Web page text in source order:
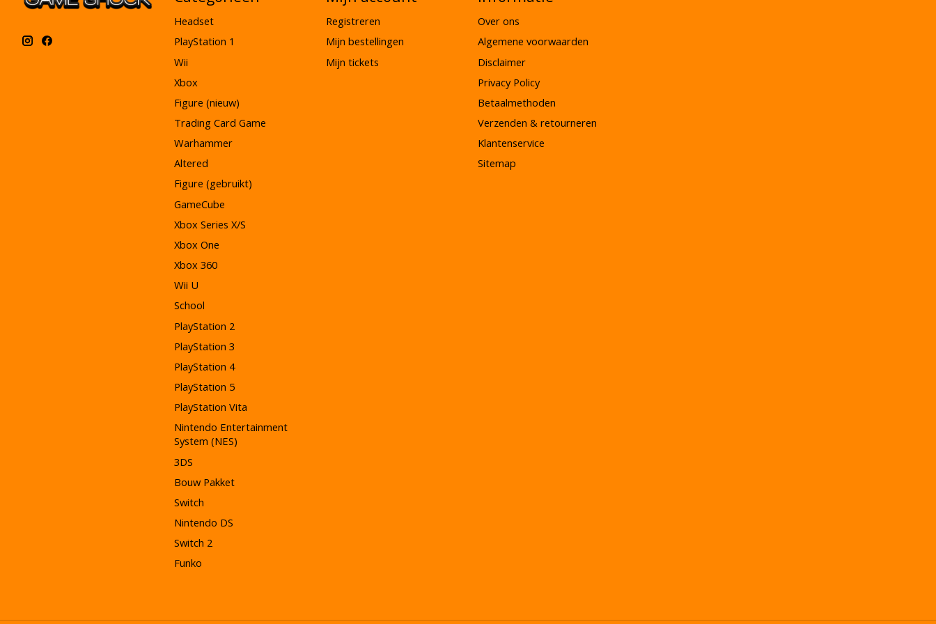
Headset
PlayStation 1
Wii
Xbox
Figure (nieuw)
Trading Card Game
Warhammer
Altered
Figure (gebruikt)
GameCube
Xbox Series X/S
Xbox One
Xbox 360
Wii U
School
PlayStation 2
PlayStation 3
PlayStation 4
PlayStation 5
PlayStation Vita
Nintendo Entertainment
System (NES)
3DS
Bouw Pakket
Switch
Nintendo DS
Switch 2
Funko
Registreren
Mijn bestellingen
Mijn tickets
Over ons
Algemene voorwaarden
Disclaimer
Privacy Policy
Betaalmethoden
Verzenden & retourneren
Klantenservice
Sitemap